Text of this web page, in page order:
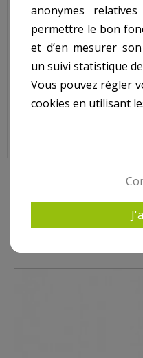
Vis de bride (x8) + vis de
N° 3 et 4 sur le shéma.
Vis de Bride (x8) + Vis de
1115268
4 AUTRES
anonymes
permettre le bon
et d’en mesurer
un suivi statistique
Vous pouvez régler
cookies en utilisant